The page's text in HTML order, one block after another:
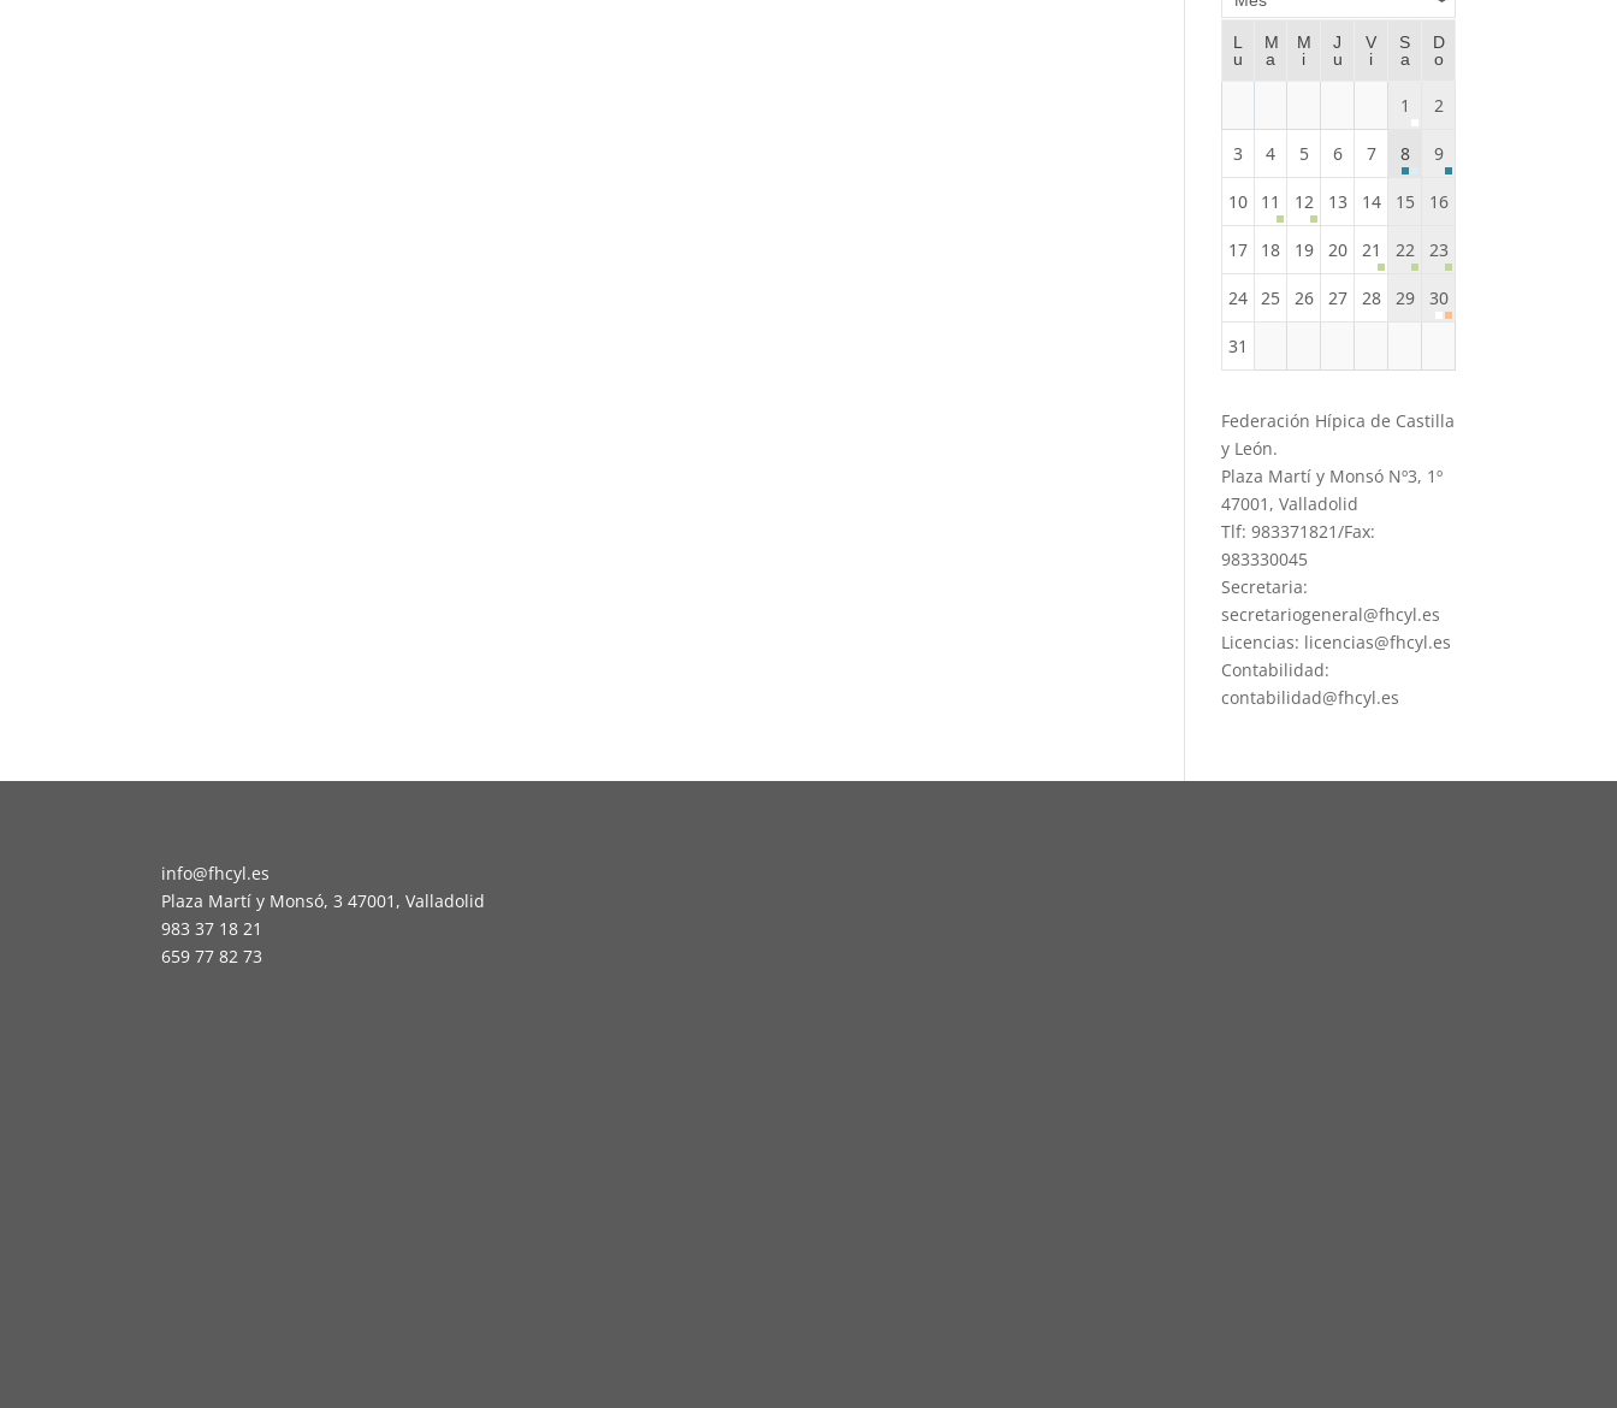
L
u
M
a
M
i
J
u
V
i
S
a
D
o
1 2
3 4 5 6 7 8 9
10 11 12 13 14 15 16
17 18 19 20 21 22 23
24 25 26 27 28 29 30
31
Federación Hípica de Castilla
y León.
Plaza Martí y Monsó Nº3, 1º
47001, Valladolid
Tlf: 983371821/Fax:
983330045
Secretaria:
secretariogeneral@fhcyl.es
Licencias: licencias@fhcyl.es
Contabilidad:
contabilidad@fhcyl.es
info@fhcyl.es
Plaza Martí y Monsó, 3 47001, Valladolid
983 37 18 21
659 77 82 73